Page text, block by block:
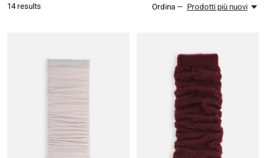
14results Ordina — Prodotti più nuovi